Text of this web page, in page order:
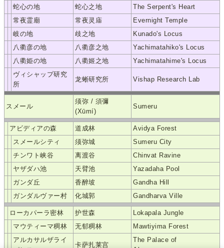
蛇心の地
蛇心之地
The Serpent's Heart
常夜霊廟
常夜灵庙
Evernight Temple
岐の地
歧之地
Kunado's Locus
八衢彦の地
八衢彦之地
Yachimatahiko's Locus
八衢姫の地
八衢姬之地
Yachimatahime's Locus
ヴィシャップ研究
所
龙蜥研究所 Vishap Research Lab
スメール
须弥 / 須彌
(Xūmí)
Sumeru
アビディアの森 道成林
Avidya Forest
スメールシティ
须弥城
Sumeru City
チンワト峡谷
离渡谷
Chinvat Ravine
ヤザダハ池
天臂池
Yazadaha Pool
ガンダ丘
香醉坡
Gandha Hill
ガンダルヴァー村
化城郭 Gandharva Ville
ローカパーラ密林 护世森
Lokapala Jungle
マウティーマ稠林
无郁稠林
Mawtiyima Forest
アルカサルザライ
卡萨扎莱宫
The Palace of